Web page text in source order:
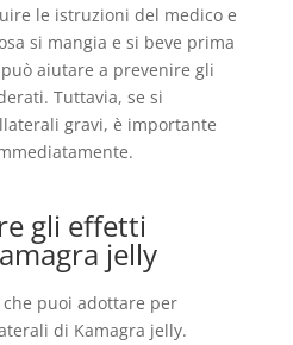
le istruzioni del medico e
si mangia e si beve prima
aiutare a prevenire gli
Tuttavia, se si
gravi, è importante
gli effetti
jelly
puoi adottare per
di Kamagra jelly.